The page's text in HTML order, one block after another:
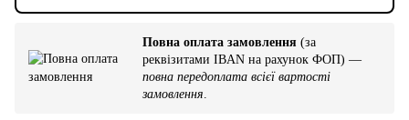
Повна оплата замовлення (за
реквізитами IBAN на рахунок ФОП) —
повна передоплата всієї вартості
замовлення